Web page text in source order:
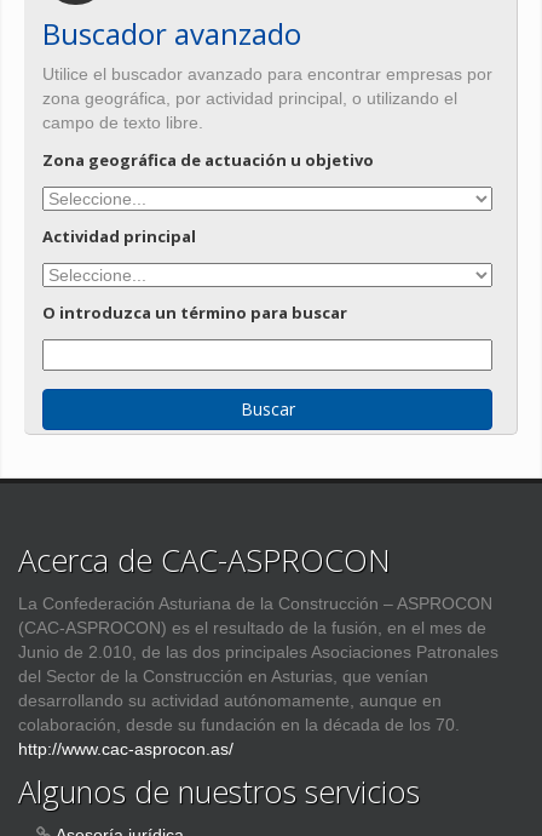
Buscador avanzado
Utilice el buscador avanzado para encontrar empresas por
zona geográfica, por actividad principal, o utilizando el
campo de texto libre.
Zona geográfica de actuación u objetivo
Actividad principal
O introduzca un término para buscar
Acerca de CAC-ASPROCON
La Confederación Asturiana de la Construcción – ASPROCON
(CAC-ASPROCON) es el resultado de la fusión, en el mes de
Junio de 2.010, de las dos principales Asociaciones Patronales
del Sector de la Construcción en Asturias, que venían
desarrollando su actividad autónomamente, aunque en
colaboración, desde su fundación en la década de los 70.
http://www.cac-asprocon.as/
Algunos de nuestros servicios